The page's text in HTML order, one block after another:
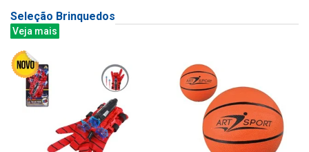
Seleção Brinquedos
Veja mais